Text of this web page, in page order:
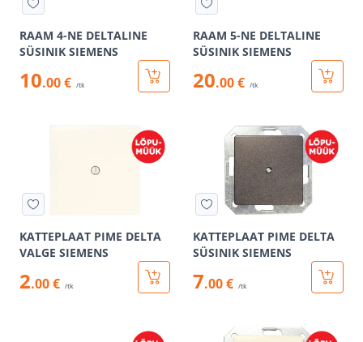
RAAM 4-NE DELTALINE
SÜSINIK SIEMENS
10.00 € /tk
RAAM 5-NE DELTALINE
SÜSINIK SIEMENS
20.00 € /tk
KATTEPLAAT PIME DELTA
VALGE SIEMENS
2.00 € /tk
KATTEPLAAT PIME DELTA
SÜSINIK SIEMENS
7.00 € /tk